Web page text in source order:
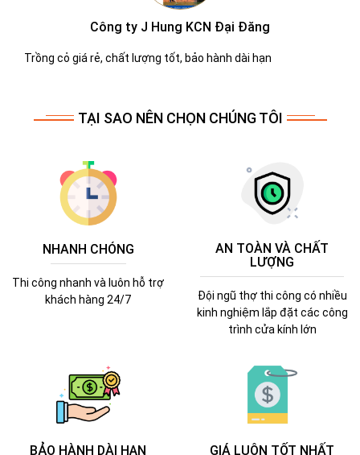
Công ty Molen
Dịch vụ chắm sóc cây xanh tốt tận tình
TẠI SAO NÊN CHỌN CHÚNG TÔI
NHANH CHÓNG
Thi công nhanh và luôn hỗ trợ
khách hàng 24/7
AN TOÀN VÀ CHẤT
LƯỢNG
Đội ngũ thợ thi công có nhiều
kinh nghiệm lắp đặt các công
trình cửa kính lớn
BẢO HÀNH DÀI HẠN GIÁ LUÔN TỐT NHẤT